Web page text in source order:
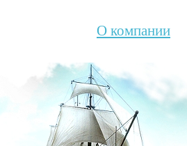
О компании